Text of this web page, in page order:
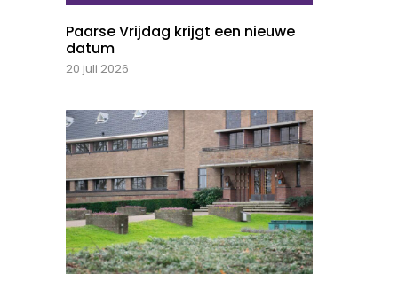
Paarse Vrijdag krijgt een nieuwe
datum
20 juli 2026